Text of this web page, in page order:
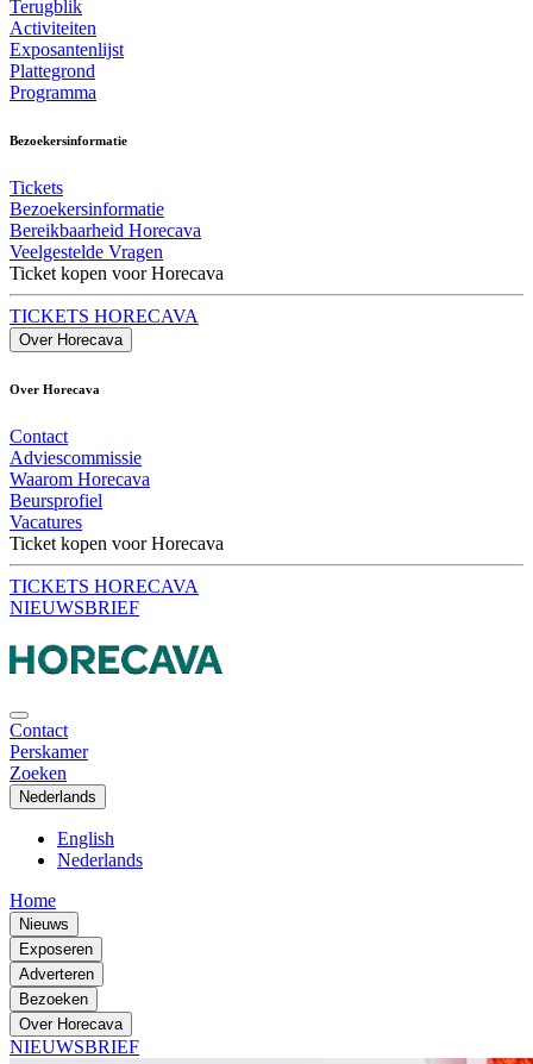
Terugblik
Activiteiten
Exposantenlijst
Plattegrond
Programma
Bezoekersinformatie
Tickets
Bezoekersinformatie
Bereikbaarheid Horecava
Veelgestelde Vragen
Ticket kopen voor Horecava
TICKETS HORECAVA
Over Horecava
Over Horecava
Contact
Adviescommissie
Waarom Horecava
Beursprofiel
Vacatures
Ticket kopen voor Horecava
TICKETS HORECAVA
NIEUWSBRIEF
Contact
Perskamer
Zoeken
Nederlands
English
Nederlands
Home
Nieuws
Exposeren
Adverteren
Bezoeken
Over Horecava
NIEUWSBRIEF